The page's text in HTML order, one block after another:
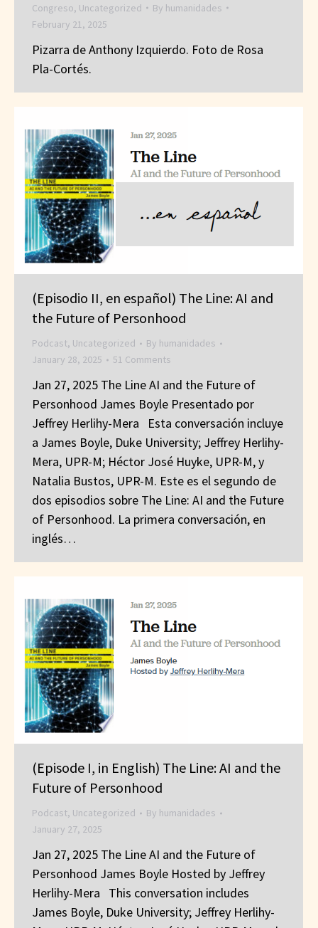
Congreso, Uncategorized By humanidades
February 21, 2025
Pizarra de Anthony Izquierdo. Foto de Rosa
Pla-Cortés.
(Episodio II, en español) The Line: AI and
the Future of Personhood
Podcast, Uncategorized By humanidades
January 28, 2025
51 Comments
Jan 27, 2025 The Line AI and the Future of
Personhood James Boyle Presentado por
Jeffrey Herlihy-Mera Esta conversación incluye
a James Boyle, Duke University; Jeffrey Herlihy-
Mera, UPR-M; Héctor José Huyke, UPR-M, y
Natalia Bustos, UPR-M. Este es el segundo de
dos episodios sobre The Line: AI and the Future
of Personhood. La primera conversación, en
inglés…
(Episode I, in English) The Line: AI and the
Future of Personhood
Podcast, Uncategorized By humanidades
January 27, 2025
Jan 27, 2025 The Line AI and the Future of
Personhood James Boyle Hosted by Jeffrey
Herlihy-Mera This conversation includes
James Boyle, Duke University; Jeffrey Herlihy-